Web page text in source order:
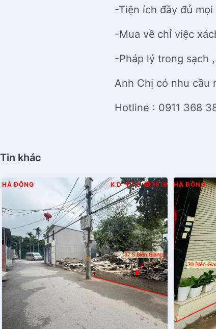
-Tiện ích đầy đủ
-Mua về chỉ việc
-Pháp lý trong sạch
Anh Chị có nhu cầu
Hotline : 0911 368
Tin khác
HÀ ĐÔNG K.D T.B 7616 HÀ ĐÔNG